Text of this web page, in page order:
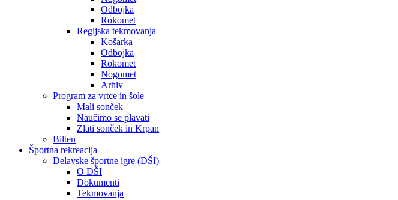
Odbojka
Rokomet
Regijska tekmovanja
Košarka
Odbojka
Rokomet
Nogomet
Arhiv
Program za vrtce in šole
Mali sonček
Naučimo se plavati
Zlati sonček in Krpan
Bilten
Športna rekreacija
Delavske športne igre (DŠI)
O DŠI
Dokumenti
Tekmovanja